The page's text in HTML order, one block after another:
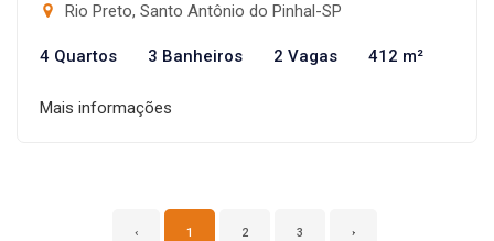
Rio Preto, Santo Antônio do Pinhal-SP
4 Quartos 3 Banheiros 2 Vagas 412 m²
Mais informações
‹ 1 2 3 ›